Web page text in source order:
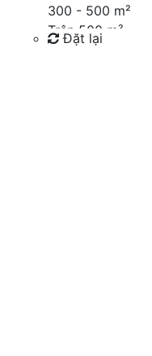
300 - 500 m²
Trên 500 m²
Đặt lại